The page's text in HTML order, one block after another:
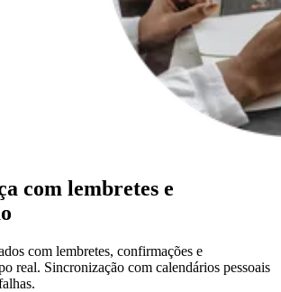
com lembretes e
com lembretes, confirmações e
real. Sincronização com calendários pessoais